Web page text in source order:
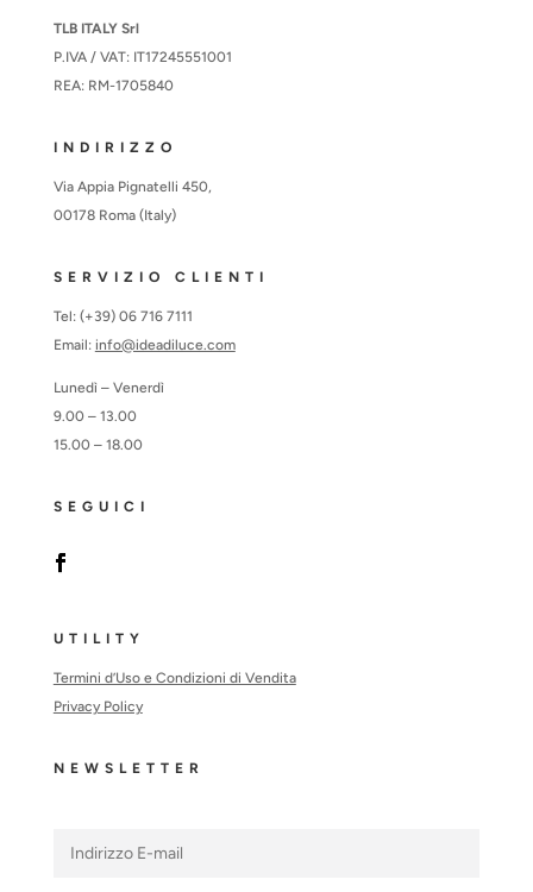
TLB ITALY Srl
P.IVA / VAT: IT17245551001
REA: RM-1705840
INDIRIZZO
Via Appia Pignatelli 450,
00178 Roma (Italy)
SERVIZIO CLIENTI
Tel: (+39) 06 716 7111
Email: info@ideadiluce.com
Lunedì – Venerdì
9.00 – 13.00
15.00 – 18.00
SEGUICI
UTILITY
Termini d’Uso e Condizioni di Vendita
Privacy Policy
NEWSLETTER